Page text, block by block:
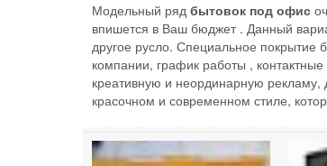
Модельный ряд бытовок под офис
впишется в Ваш бюджет . Данный
другое русло. Специальное покрытие
компании, график работы ,
креативную и неординарную
красочном и современном стиле,